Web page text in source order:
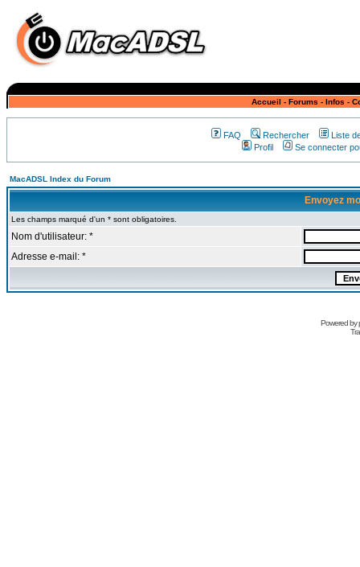
Accueil - Forums - Infos -
FAQ Rechercher
Liste
Profil
Se connecter
MacADSL Index du Forum
Envoyez
Les champs marqué d'un * sont obligatoires.
Nom d'utilisateur: *
Adresse e-mail: *
Powered by